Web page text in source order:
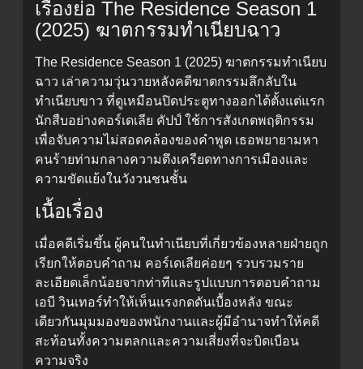
เรื่องย่อ The Residence Season 1
(2025) ฆาตกรรมทำเนียบฉาว
The Residence Season 1 (2025) ฆาตกรรมทำเนียบ
ฉาว เล่าความวุ่นวายหลังคดีฆาตกรรมลึกลับใน
ทำเนียบขาว ที่ดูเหมือนปิดประตูทางออกได้ตั้งแต่แรก
นักสืบอย่างคอร์เดเลีย คัปป์ ใช้การสังเกตพฤติกรรม
เพื่อจับความไม่สอดคล้องของคำพูด เธอพยายามหา
คนร้ายท่ามกลางความตึงเครียดทางการเมืองและ
ความขัดแย้งในวังวนชนชั้น
เนื้อเรื่อง
เมื่อคดีเริ่มขึ้น ผู้คนในทำเนียบที่เกี่ยวข้องหลายฝ่ายถูก
เรียกให้ตอบคำถาม คอร์เดเลียค่อยๆ รวบรวมราย
ละเอียดเล็กน้อยจากท่าทีและรูปแบบการตอบคำถาม
เอบี วินเทอร์ทำให้เห็นแรงกดดันเบื้องหลัง ขณะ
เดียวกันมุมมองของพนักงานและผู้มีอำนาจทำให้คดี
สะท้อนทั้งความตลกและความเสี่ยงที่จะบิดเบือน
ความจริง